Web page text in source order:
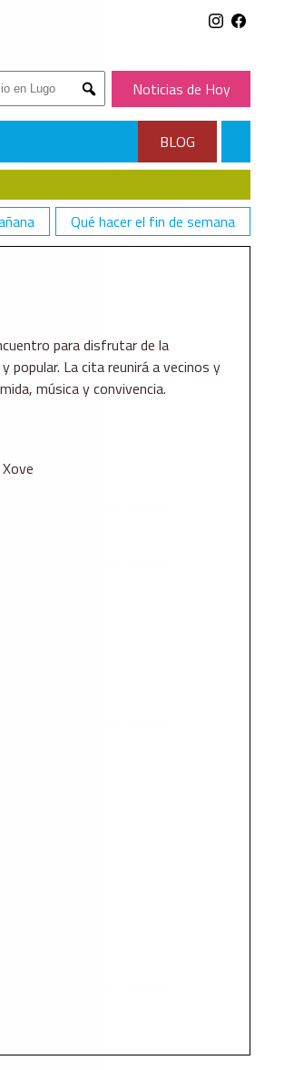
Submit
Noticias de Hoy
BLOG
Qué hacer el fin de semana
para disfrutar de la
La cita reunirá a vecinos y
música y convivencia.